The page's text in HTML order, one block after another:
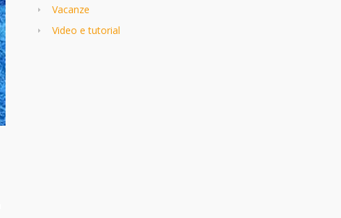
Vacanze
Video e tutorial